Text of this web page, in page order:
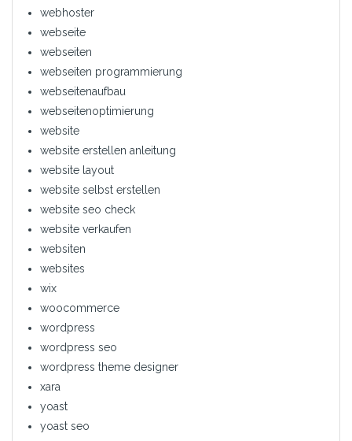
webhoster
webseite
webseiten
webseiten programmierung
webseitenaufbau
webseitenoptimierung
website
website erstellen anleitung
website layout
website selbst erstellen
website seo check
website verkaufen
websiten
websites
wix
woocommerce
wordpress
wordpress seo
wordpress theme designer
xara
yoast
yoast seo